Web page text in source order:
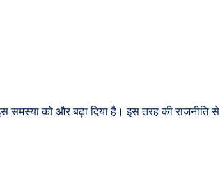
समस्या को और बढ़ा दिया है। इस तरह की राजनीति से